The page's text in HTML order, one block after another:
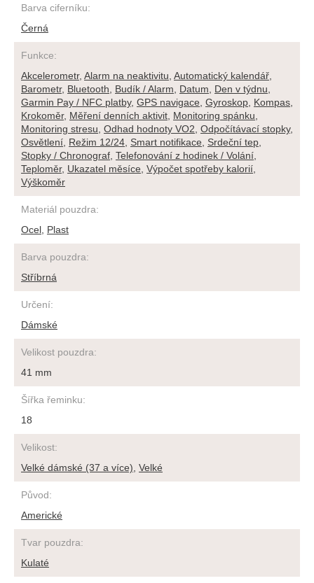
Barva ciferníku:
Černá
Funkce:
Akcelerometr, Alarm na neaktivitu Automatický kalendář
Barometr, Bluetooth Budík / Alarm Datum Den v týdnu
Garmin Pay / NFC platby, GPS navigace Gyroskop Kompas
Krokoměr, Měření denních aktivit Monitoring spánku
Monitoring stresu Odhad hodnoty VO2 Odpočítávací stopky,
Osvětlení Režim 12/24 Smart notifikace Srdeční tep
Stopky / Chronograf Telefonování z hodinek / Volání
Teploměr, Ukazatel měsíce Výpočet spotřeby kalorií
Výškoměr
Materiál pouzdra:
Ocel Plast
Barva pouzdra:
Stříbrná
Určení:
Dámské
Velikost pouzdra:
41 mm
Šířka řeminku:
18
Velikost:
Velké dámské (37 a více) Velké
Původ:
Americké
Tvar pouzdra:
Kulaté